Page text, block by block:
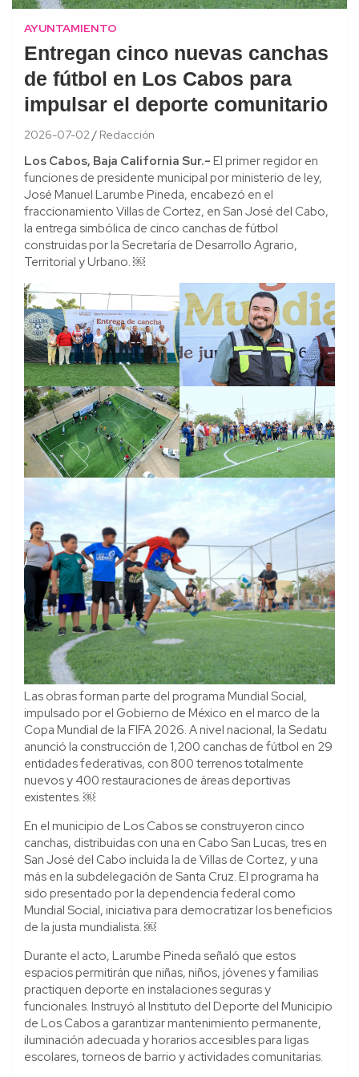
AYUNTAMIENTO
Entregan cinco nuevas canchas
de fútbol en Los Cabos para
impulsar el deporte comunitario
2026-07-02 Redacción
Los Cabos, Baja California Sur.- El primer regidor en
funciones de presidente municipal por ministerio de ley,
José Manuel Larumbe Pineda, encabezó en el
fraccionamiento Villas de Cortez, en San José del Cabo,
la entrega simbólica de cinco canchas de fútbol
construidas por la Secretaría de Desarrollo Agrario,
Territorial y Urbano. ￼
Las obras forman parte del programa Mundial Social,
impulsado por el Gobierno de México en el marco de la
Copa Mundial de la FIFA 2026. A nivel nacional, la Sedatu
anunció la construcción de 1,200 canchas de fútbol en 29
entidades federativas, con 800 terrenos totalmente
nuevos y 400 restauraciones de áreas deportivas
existentes. ￼
En el municipio de Los Cabos se construyeron cinco
canchas, distribuidas con una en Cabo San Lucas, tres en
San José del Cabo incluida la de Villas de Cortez, y una
más en la subdelegación de Santa Cruz. El programa ha
sido presentado por la dependencia federal como
Mundial Social, iniciativa para democratizar los beneficios
de la justa mundialista. ￼
Durante el acto, Larumbe Pineda señaló que estos
espacios permitirán que niñas, niños, jóvenes y familias
practiquen deporte en instalaciones seguras y
funcionales. Instruyó al Instituto del Deporte del Municipio
de Los Cabos a garantizar mantenimiento permanente,
iluminación adecuada y horarios accesibles para ligas
escolares, torneos de barrio y actividades comunitarias.